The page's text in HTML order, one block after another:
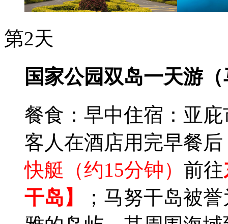
第2天
国家公园双岛一天游
餐食：早中住宿：亚
客人在酒店用完早餐
快艇（约15分钟） 前往
干岛】
；马努干岛被